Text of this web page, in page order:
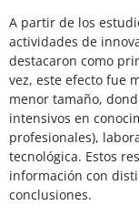
A partir de los
actividades de
destacaron como
vez, este efecto fue
menor tamaño,
intensivos en
profesionales),
tecnológica. Estos
información con
conclusiones.